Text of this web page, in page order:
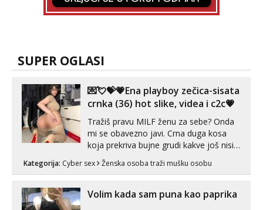
SUPER OGLASI
💌💘💝💗Ena playboy zečica-sisata
crnka (36) hot slike, videa i c2c💗
Tražiš pravu MILF ženu za sebe? Onda
mi se obavezno javi. Crna duga kosa
koja prekriva bujne grudi kakve još nisi
vidio, čista ŠESTICA! A usne? O usnama
bolje da ni ne pričam. Prave pune usne
vjeruj mi, takve još nisi vidio. Uvijek sam
spremna za ONLOINE zabavu...
Kategorija: Cyber sex Ženska osoba traži mušku osobu
Volim kada sam puna kao paprika